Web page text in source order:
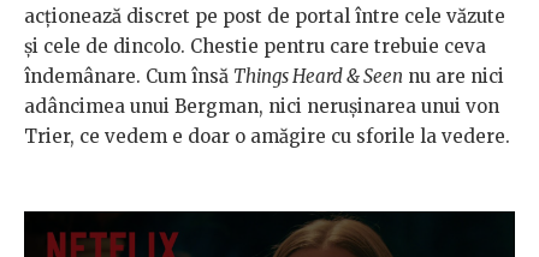
acționează discret pe post de portal între cele văzute
și cele de dincolo. Chestie pentru care trebuie ceva
îndemânare. Cum însă Things Heard & Seen nu are nici
adâncimea unui Bergman, nici nerușinarea unui von
Trier, ce vedem e doar o amăgire cu sforile la vedere.